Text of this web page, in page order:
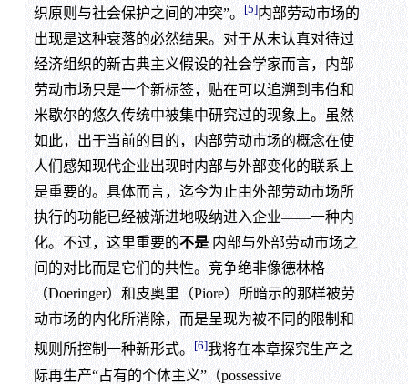
织原则与社会保护之间的冲突”。 [5]内部劳动市场的
出现是这种衰落的必然结果。对于从未认真对待过
经济组织的新古典主义假设的社会学家而言，内部
劳动市场只是一个新标签，贴在可以追溯到韦伯和
米歇尔的悠久传统中被集中研究过的现象上。虽然
如此，出于当前的目的，内部劳动市场的概念在使
人们感知现代企业出现时内部与外部变化的联系上
是重要的。具体而言，迄今为止由外部劳动市场所
执行的功能已经被渐进地吸纳进入企业——一种内
化。不过，这里重要的不是内部与外部劳动市场之
间的对比而是它们的共性。竞争绝非像德林格
（Doeringer）和皮奥里（Piore）所暗示的那样被劳
动市场的内化所消除，而是呈现为被不同的限制和
规则所控制一种新形式。 [6]我将在本章探究生产之
际再生产“占有的个体主义”（possessive